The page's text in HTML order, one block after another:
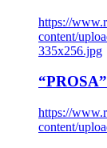
https://
content/
335x256.jpg
https://
content/